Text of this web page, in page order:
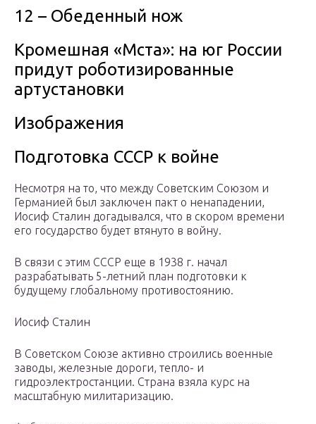
12 – Обеденный нож
Кромешная «Мста»: на юг России
придут роботизированные
артустановки
Изображения
Подготовка СССР к войне
Несмотря на то, что между Советским Союзом и
Германией был заключен пакт о ненападении,
Иосиф Сталин догадывался, что в скором времени
его государство будет втянуто в войну.
В связи с этим СССР еще в 1938 г. начал
разрабатывать 5-летний план подготовки к
будущему глобальному противостоянию.
Иосиф Сталин
В Советском Союзе активно строились военные
заводы, железные дороги, тепло- и
гидроэлектростанции. Страна взяла курс на
масштабную милитаризацию.